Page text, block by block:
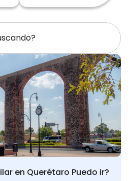
en Querétaro Puedo ir?